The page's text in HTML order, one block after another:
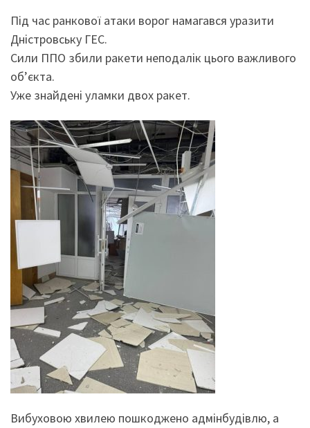
Під час ранкової атаки ворог намагався уразити
Дністровську ГЕС.
Сили ППО збили ракети неподалік цього важливого
обʼєкта.
Уже знайдені уламки двох ракет.
Вибуховою хвилею пошкоджено адмінбудівлю, а